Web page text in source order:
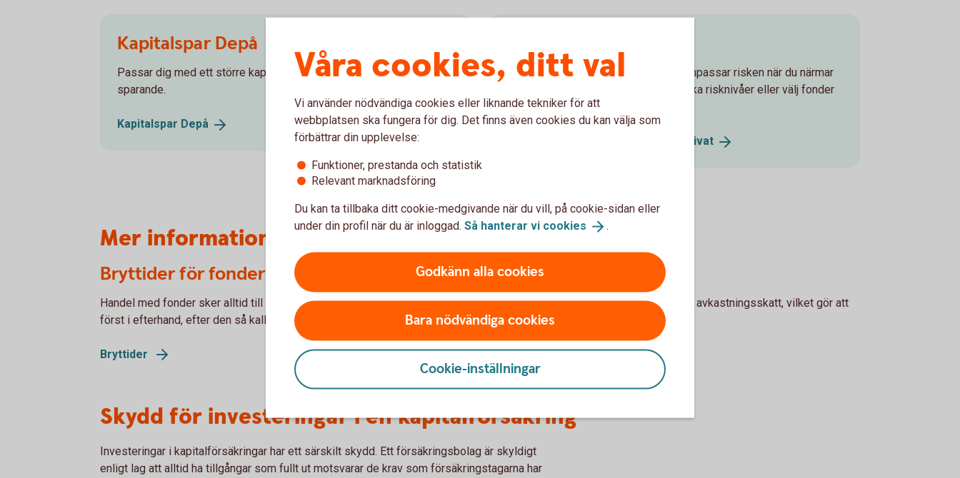
Kapitalspar Depå
Passar dig med ett större kapital och som vill vara aktiv i ditt
sparande.
Kapitalspar Depå
Spara bekvämt i fondportföljer som anpassar risken när du närmar
dig pensionsåldern. Välj mellan tre olika risknivåer eller välj fonder
själv.
Privat
Mer information
Bryttider för fonder i försäkringar
Handel med fonder sker alltid till okänd kurs (okänt pris). Kursen sätts
först i efterhand, efter den så kallade bryttiden.
Bryttider
Avkastningsskatt
I en kapitalförsäkring betalar man en årlig avkastningsskatt, vilket gör att
pengarna är skattade och klara vid uttag.
Avkastningsskatt
Skydd för investeringar i en kapitalförsäkring
Investeringar i kapitalförsäkringar har ett särskilt skydd. Ett försäkringsbolag är skyldigt
enligt lag att alltid ha tillgångar som fullt ut motsvarar de krav som försäkringstagarna har
Våra cookies, ditt val
Vi använder nödvändiga cookies eller liknande tekniker för att
webbplatsen ska fungera för dig. Det finns även cookies du kan välja som
förbättrar din upplevelse:
Funktioner, prestanda och statistik
Relevant marknadsföring
Du kan ta tillbaka ditt cookie-medgivande när du vill, på cookie-sidan eller
under din profil när du är inloggad. Så hanterar vi cookies .
Godkänn alla cookies
Bara nödvändiga cookies
Cookie-inställningar